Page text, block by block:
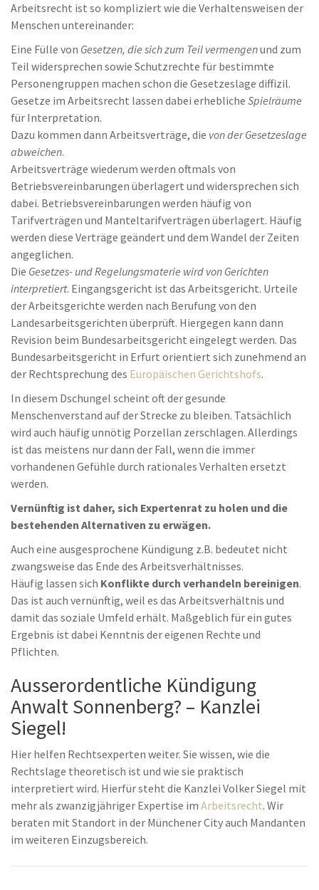
Arbeitsrecht ist so kompliziert wie die Verhaltensweisen der
Menschen untereinander:
Eine Fülle von Gesetzen, die sich zum Teil vermengenund zum
Teil widersprechen sowie Schutzrechte für bestimmte
Personengruppen machen schon die Gesetzeslage diffizil.
Gesetze im Arbeitsrecht lassen dabei erhebliche Spielräume
für Interpretation.
Dazu kommen dann Arbeitsverträge, die von der Gesetzeslage
abweichen.
Arbeitsverträge wiederum werden oftmals von
Betriebsvereinbarungen überlagert und widersprechen sich
dabei. Betriebsvereinbarungen werden häufig von
Tarifverträgen und Manteltarifverträgen überlagert. Häufig
werden diese Verträge geändert und dem Wandel der Zeiten
angeglichen.
Die Gesetzes- und Regelungsmaterie wird von Gerichten
interpretiert. Eingangsgericht ist das Arbeitsgericht. Urteile
der Arbeitsgerichte werden nach Berufung von den
Landesarbeitsgerichten überprüft. Hiergegen kann dann
Revision beim Bundesarbeitsgericht eingelegt werden. Das
Bundesarbeitsgericht in Erfurt orientiert sich zunehmend an
der Rechtsprechung des Europäischen Gerichtshofs.
In diesem Dschungel scheint oft der gesunde
Menschenverstand auf der Strecke zu bleiben. Tatsächlich
wird auch häufig unnötig Porzellan zerschlagen. Allerdings
ist das meistens nur dann der Fall, wenn die immer
vorhandenen Gefühle durch rationales Verhalten ersetzt
werden.
Vernünftig ist daher, sich Expertenrat zu holen und die
bestehenden Alternativen zu erwägen.
Auch eine ausgesprochene Kündigung z.B. bedeutet nicht
zwangsweise das Ende des Arbeitsverhältnisses.
Häufig lassen sich Konflikte durch verhandeln bereinigen.
Das ist auch vernünftig, weil es das Arbeitsverhältnis und
damit das soziale Umfeld erhält. Maßgeblich für ein gutes
Ergebnis ist dabei Kenntnis der eigenen Rechte und
Pflichten.
Ausserordentliche Kündigung
Anwalt Sonnenberg? – Kanzlei
Siegel!
Hier helfen Rechtsexperten weiter. Sie wissen, wie die
Rechtslage theoretisch ist und wie sie praktisch
interpretiert wird. Hierfür steht die Kanzlei Volker Siegel mit
mehr als zwanzigjähriger Expertise im Arbeitsrecht. Wir
beraten mit Standort in der Münchener City auch Mandanten
im weiteren Einzugsbereich.